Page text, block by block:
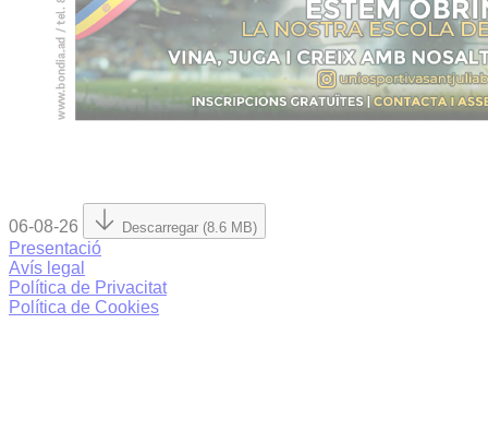
06-08-26 Descarregar (8.6 MB)
Presentació
Avís legal
Política de Privacitat
Política de Cookies